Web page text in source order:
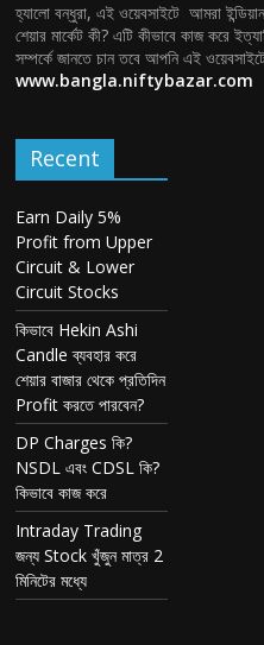
হ্যালো বন্ধুরা, এই ওয়েবসাইটে আমরা
শেয়ার মার্কেট কী? এটি কীভাবে কাজ করে
সম্পর্কে জানতে চান তবে আপনি এই
www.bangla.niftybazar.com
Recent
Earn Daily 5%
Profit from Upper
Circuit & Lower
Circuit Stocks
কিভাবে Hekin Ashi
Candle ব্যবহার করে
শেয়ার বাজার থেকে প্রতিদিন
Profit করতে পারবেন?
DP Charges কি?
NSDL এবং CDSL কি?
কিভাবে কাজ করে
Intraday Trading
জন্য Stock খুঁজুন মাত্র 2
মিনিটের মধ্যে